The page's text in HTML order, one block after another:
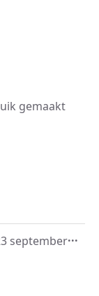
gemaakt
september...